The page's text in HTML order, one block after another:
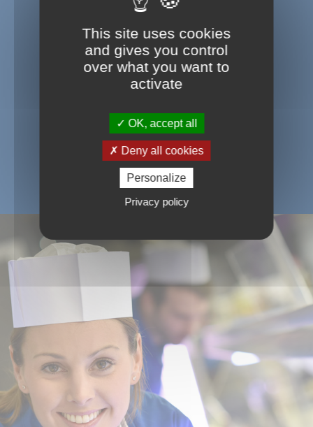
This site uses cookies
and gives you control
over what you want to
activate
OK, accept all
Deny all cookies
Personalize
Privacy policy